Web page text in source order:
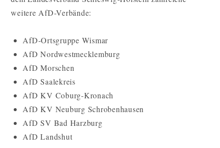
weitere AfD-Verbände:
AfD-Ortsgruppe Wismar
AfD Nordwestmecklemburg
AfD Morschen
AfD Saalekreis
AfD KV Coburg-Kronach
AfD KV Neuburg Schrobenhausen
AfD SV Bad Harzburg
AfD Landshut